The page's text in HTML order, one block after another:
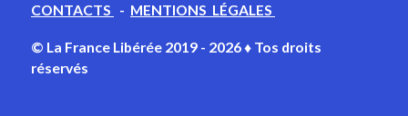
CONTACTS - MENTIONS LÉGALES
© La France Libérée 2019 - 2026 ♦ Tos droits
réservés